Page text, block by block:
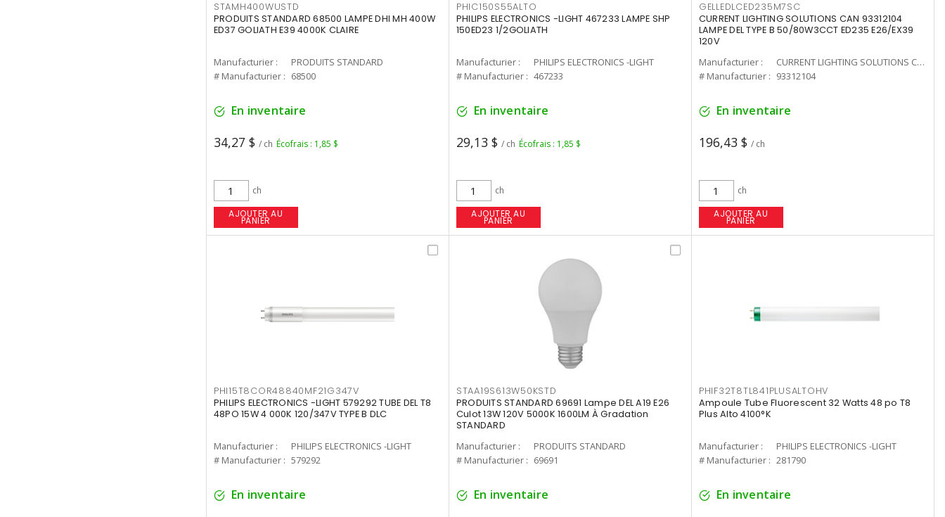
STAMH400WUSTD
PRODUITS STANDARD 68500 LAMPE DHI MH 400W
ED37 GOLIATH E39 4000K CLAIRE
Manufacturier :
PRODUITS STANDARD
# Manufacturier : 68500
En inventaire
34,27 $ / ch Écofrais : 1,85 $
ch
AJOUTER AU
PANIER
PHIC150S55ALTO
PHILIPS ELECTRONICS -LIGHT 467233 LAMPE SHP
150ED23 1/2GOLIATH
Manufacturier :
PHILIPS ELECTRONICS -LIGHT
# Manufacturier : 467233
En inventaire
29,13 $ / ch Écofrais : 1,85 $
ch
AJOUTER AU
PANIER
GELLEDLCED235M7SC
CURRENT LIGHTING SOLUTIONS CAN 93312104
LAMPE DEL TYPE B 50/80W3CCT ED235 E26/EX39
120V
Manufacturier :
CURRENT LIGHTING SOLUTIONS CAN
# Manufacturier : 93312104
En inventaire
196,43 $ / ch
ch
AJOUTER AU
PANIER
PHI15T8COR48840MF21G347V
PHILIPS ELECTRONICS -LIGHT 579292 TUBE DEL T8
48PO 15W 4 000K 120/347V TYPE B DLC
Manufacturier :
PHILIPS ELECTRONICS -LIGHT
# Manufacturier : 579292
En inventaire
STAA19S613W50KSTD
PRODUITS STANDARD 69691 Lampe DEL A19 E26
Culot 13W 120V 5000K 1600LM À Gradation
STANDARD
Manufacturier :
PRODUITS STANDARD
# Manufacturier : 69691
En inventaire
PHIF32T8TL841PLUSALTOHV
Ampoule Tube Fluorescent 32 Watts 48 po T8
Plus Alto 4100°K
Manufacturier :
PHILIPS ELECTRONICS -LIGHT
# Manufacturier : 281790
En inventaire